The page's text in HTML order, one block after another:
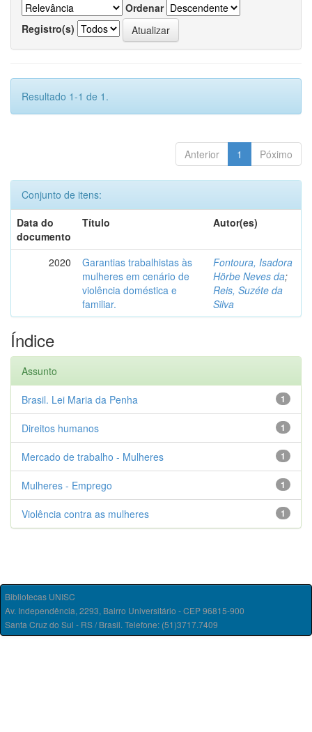
Ordenar
Registro(s)
Resultado 1-1 de 1.
Anterior 1 Póximo
Conjunto de itens:
Data do
documento
Título Autor(es)
2020
Garantias trabalhistas às
mulheres em cenário de
violência doméstica e
familiar.
Fontoura, Isadora
Hörbe Neves da;
Reis, Suzéte da
Silva
Índice
Assunto
1
Brasil. Lei Maria da Penha
1
Direitos humanos
1
Mercado de trabalho - Mulheres
1
Mulheres - Emprego
1
Violência contra as mulheres
Bibliotecas UNISC
Av. Independência, 2293, Bairro Universitário - CEP 96815-900
Santa Cruz do Sul - RS / Brasil. Telefone: (51)3717.7409